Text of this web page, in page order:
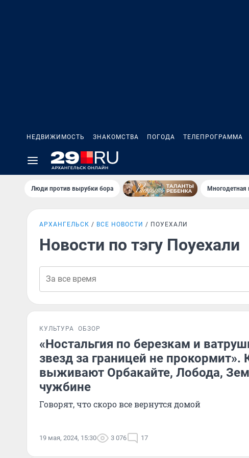
НЕДВИЖИМОСТЬ ЗНАКОМСТВА ПОГОДА ТЕЛЕПРОГРАММА
Люди против вырубки бора Многодетная
АРХАНГЕЛЬСК ВСЕ НОВОСТИ ПОУЕХАЛИ
Новости по тэгу Поуехали
КУЛЬТУРА ОБЗОР
«Ностальгия по березкам и
звезд за границей не прокормит».
выживают Орбакайте, Лобода,
чужбине
Говорят, что скоро все вернутся домой
19 мая, 2024, 15:30 3 076 17